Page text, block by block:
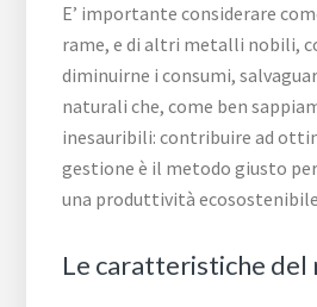
E’ importante considerare
rame, e di altri metalli nobili,
diminuirne i consumi,
naturali che, come ben
inesauribili: contribuire ad
gestione è il metodo giusto
una produttività
Le caratteristiche del